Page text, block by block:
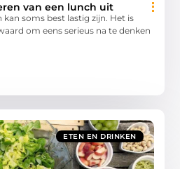
van een lunch uit
soms best lastig zijn. Het is
om eens serieus na te denken
ETEN EN DRINKEN